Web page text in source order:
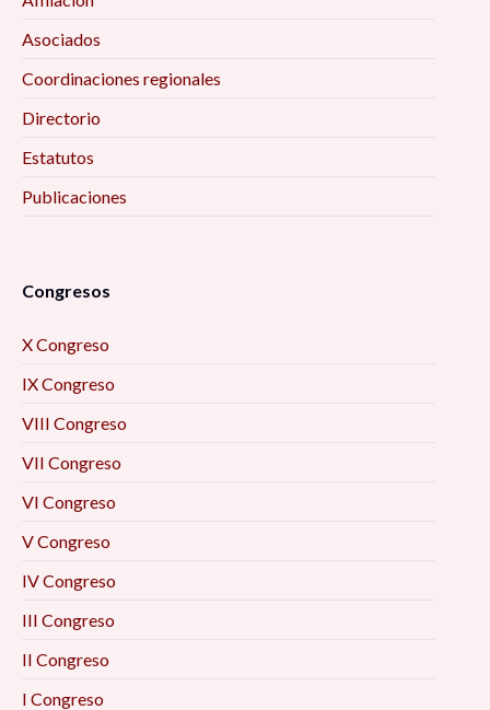
Asociados
Coordinaciones regionales
Directorio
Estatutos
Publicaciones
Congresos
X Congreso
IX Congreso
VIII Congreso
VII Congreso
VI Congreso
V Congreso
IV Congreso
III Congreso
II Congreso
I Congreso